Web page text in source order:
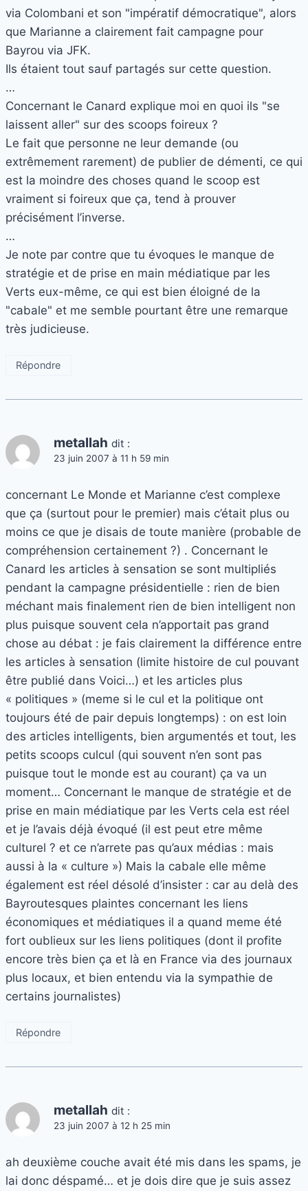
via Colombani et son "impératif démocratique", alors
que Marianne a clairement fait campagne pour
Bayrou via JFK.
Ils étaient tout sauf partagés sur cette question.
…
Concernant le Canard explique moi en quoi ils "se
laissent aller" sur des scoops foireux ?
Le fait que personne ne leur demande (ou
extrêmement rarement) de publier de démenti, ce qui
est la moindre des choses quand le scoop est
vraiment si foireux que ça, tend à prouver
précisément l’inverse.
…
Je note par contre que tu évoques le manque de
stratégie et de prise en main médiatique par les
Verts eux-même, ce qui est bien éloigné de la
"cabale" et me semble pourtant être une remarque
très judicieuse.
Répondre
metallah dit :
23 juin 2007 à 11 h 59 min
concernant Le Monde et Marianne c’est complexe
que ça (surtout pour le premier) mais c’était plus ou
moins ce que je disais de toute manière (probable de
compréhension certainement ?) . Concernant le
Canard les articles à sensation se sont multipliés
pendant la campagne présidentielle : rien de bien
méchant mais finalement rien de bien intelligent non
plus puisque souvent cela n’apportait pas grand
chose au débat : je fais clairement la différence entre
les articles à sensation (limite histoire de cul pouvant
être publié dans Voici…) et les articles plus
« politiques » (meme si le cul et la politique ont
toujours été de pair depuis longtemps) : on est loin
des articles intelligents, bien argumentés et tout, les
petits scoops culcul (qui souvent n’en sont pas
puisque tout le monde est au courant) ça va un
moment… Concernant le manque de stratégie et de
prise en main médiatique par les Verts cela est réel
et je l’avais déjà évoqué (il est peut etre même
culturel ? et ce n’arrete pas qu’aux médias : mais
aussi à la « culture ») Mais la cabale elle même
également est réel désolé d’insister : car au delà des
Bayroutesques plaintes concernant les liens
économiques et médiatiques il a quand meme été
fort oublieux sur les liens politiques (dont il profite
encore très bien ça et là en France via des journaux
plus locaux, et bien entendu via la sympathie de
certains journalistes)
Répondre
metallah dit :
23 juin 2007 à 12 h 25 min
ah deuxième couche avait été mis dans les spams, je
lai donc déspamé… et je dois dire que je suis assez